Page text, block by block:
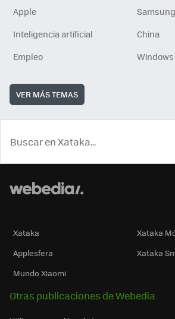
Apple
Samsung
Inteligencia artificial
China
Empleo
Windows
VER MÁS TEMAS
Xataka
Xataka
Applesfera
Xataka
Mundo Xiaomi
Otras publicaciones de Webedia